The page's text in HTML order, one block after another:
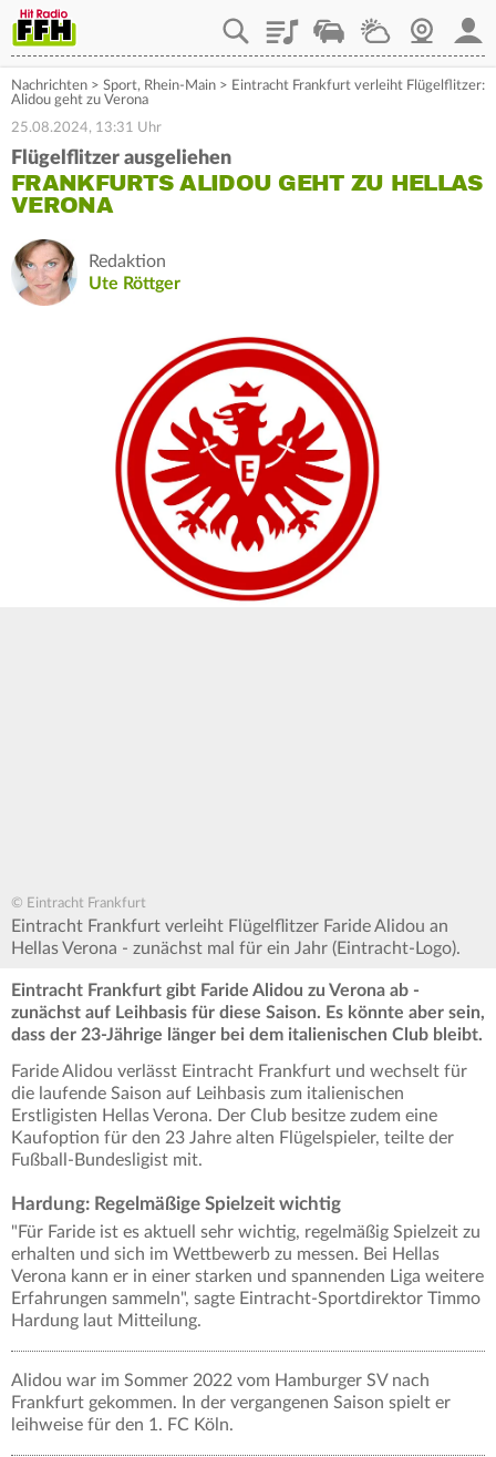
PlaylistStaupilotWetterWebcam
Nachrichten > Sport, Rhein-Main > Eintracht Frankfurt verleiht Flügelflitzer:
Alidou geht zu Verona
25.08.2024, 13:31 Uhr
Flügelflitzer ausgeliehen
FRANKFURTS ALIDOU GEHT ZU HELLAS
VERONA
Redaktion
Ute Röttger
© Eintracht Frankfurt
Eintracht Frankfurt verleiht Flügelflitzer Faride Alidou an
Hellas Verona - zunächst mal für ein Jahr (Eintracht-Logo).
Eintracht Frankfurt gibt Faride Alidou zu Verona ab -
zunächst auf Leihbasis für diese Saison. Es könnte aber sein,
dass der 23-Jährige länger bei dem italienischen Club bleibt.
Faride Alidou verlässt Eintracht Frankfurt und wechselt für
die laufende Saison auf Leihbasis zum italienischen
Erstligisten Hellas Verona. Der Club besitze zudem eine
Kaufoption für den 23 Jahre alten Flügelspieler, teilte der
Fußball-Bundesligist mit.
Hardung: Regelmäßige Spielzeit wichtig
"Für Faride ist es aktuell sehr wichtig, regelmäßig Spielzeit zu
erhalten und sich im Wettbewerb zu messen. Bei Hellas
Verona kann er in einer starken und spannenden Liga weitere
Erfahrungen sammeln", sagte Eintracht-Sportdirektor Timmo
Hardung laut Mitteilung.
Alidou war im Sommer 2022 vom Hamburger SV nach
Frankfurt gekommen. In der vergangenen Saison spielt er
leihweise für den 1. FC Köln.